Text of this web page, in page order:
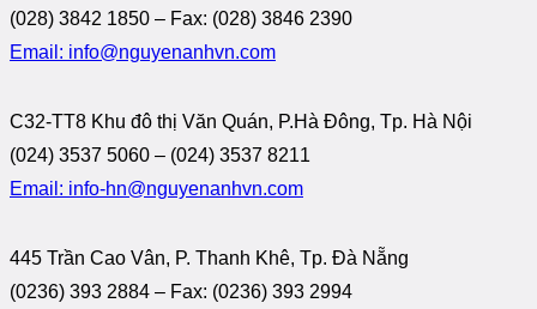
(028) 3842 1850 – Fax: (028) 3846 2390
Email: info@nguyenanhvn.com
C32-TT8 Khu đô thị Văn Quán, P.Hà Đông, Tp. Hà Nội
(024) 3537 5060 – (024) 3537 8211
Email: info-hn@nguyenanhvn.com
445 Trần Cao Vân, P. Thanh Khê, Tp. Đà Nẵng
(0236) 393 2884 – Fax: (0236) 393 2994